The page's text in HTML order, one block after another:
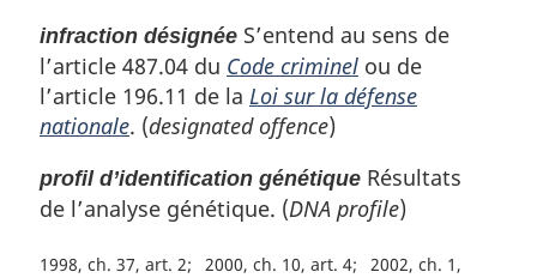
infraction désignée S’entend au sens de
l’article 487.04 du Code criminel ou de
l’article 196.11 de la Loi sur la défense
nationale. (designated offence)
profil d’identification génétique Résultats
de l’analyse génétique. (DNA profile)
1998, ch. 37, art. 2 2000, ch. 10, art. 4
2002, ch. 1,